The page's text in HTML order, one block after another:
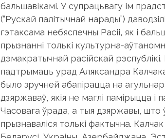
бальшавікамі. У супрацьвагу ім
(“Рускай палітычнай нарады”)
гэтаксама небяспечны Расіі, як і
прызнанні толькі культурна-
дэмакратычнай расійскай
падтрымаць урад Аляксандра
было зручней абапірацца на
дзяржаваў, якія не маглі памірыцца
Часовага ўрада, а тыя дзяржавы, што
прызнаваліся толькі фактычна.